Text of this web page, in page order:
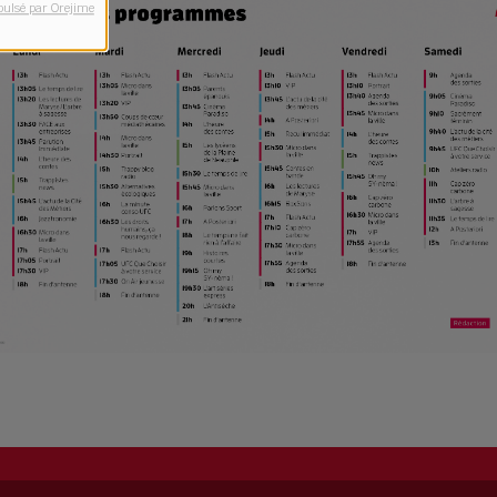
par Orejime